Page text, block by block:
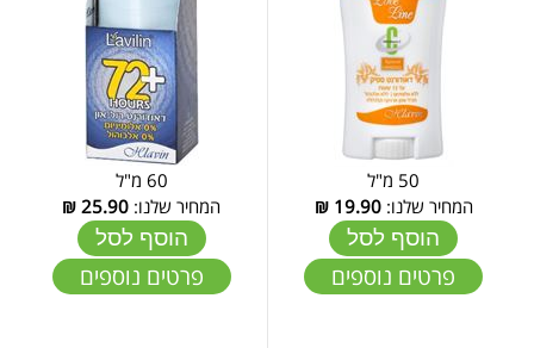
50 מ"ל
המחיר שלנו:19.90
₪
הוסף לסל
פרטים נוספים
60 מ"ל
המחיר שלנו: 25.90
₪
הוסף לסל
פרטים נוספים